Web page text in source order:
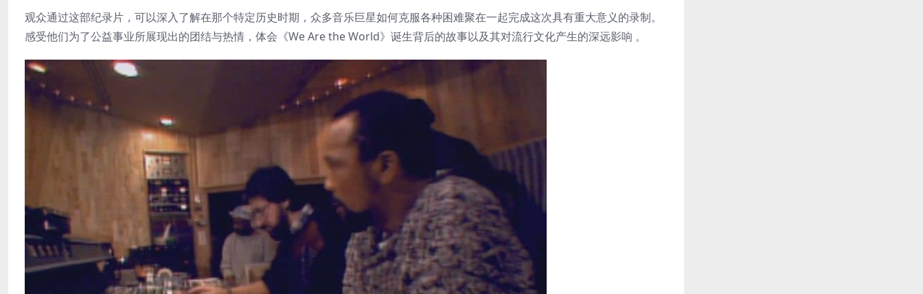
观众通过这部纪录片，可以深入了解在那个特定历史时期，众多音乐巨星如何克服各种困难聚在一起完成这次具有重大意义的录制。
感受他们为了公益事业所展现出的团结与热情，体会《We Are the World》诞生背后的故事以及其对流行文化产生的深远影响 。